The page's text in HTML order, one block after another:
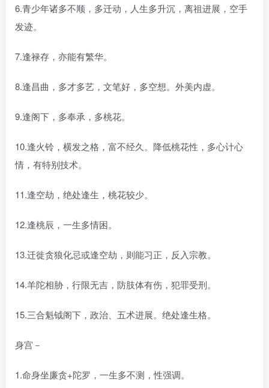
6.青少年诸多不顺，多迁动，人生多升沉，离祖进展，空手
发迹。
7.逢禄存，亦能有繁华。
8.逢昌曲，多才多艺，文笔好，多空想。外美内虚。
9.逢阁下，多奉承，多桃花。
10.逢火铃，横发之格，富不经久。降低桃花性，多心计心
情，有特别技术。
11.逢空劫，绝处逢生，桃花较少。
12.逢桃辰，一生多情困。
13.迁徙贪狼化忌或逢空劫，则能习正，反入宗教。
14.羊陀相胁，行限无吉，防肢体有伤，犯罪受刑。
15.三合魁钺阁下，政治、五术进展。绝处逢生格。
身宫－
1.命身坐廉贪+陀罗，一生多不测，性强调。